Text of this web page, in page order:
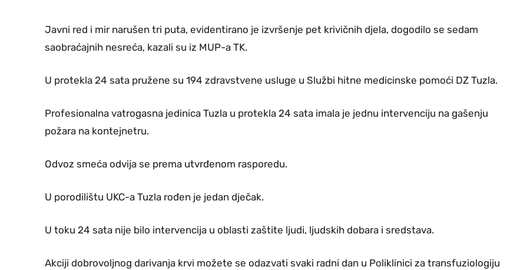
Javni red i mir narušen tri puta, evidentirano je izvršenje pet krivičnih djela, dogodilo se sedam
saobraćajnih nesreća, kazali su iz MUP-a TK.
U protekla 24 sata pružene su 194 zdravstvene usluge u Službi hitne medicinske pomoći DZ Tuzla.
Profesionalna vatrogasna jedinica Tuzla u protekla 24 sata imala je jednu intervenciju na gašenju
požara na kontejnetru.
Odvoz smeća odvija se prema utvrđenom rasporedu.
U porodilištu UKC-a Tuzla rođen je jedan dječak.
U toku 24 sata nije bilo intervencija u oblasti zaštite ljudi, ljudskih dobara i sredstava.
Akciji dobrovoljnog darivanja krvi možete se odazvati svaki radni dan u Poliklinici za transfuziologiju